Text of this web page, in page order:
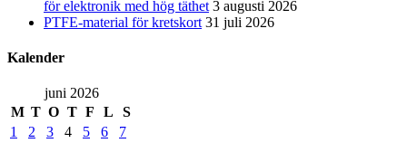
för elektronik med hög täthet 3 augusti 2026
PTFE-material för kretskort 31 juli 2026
Kalender
juni 2026
M T O T F L
S
1
2 3 4 5 6
7